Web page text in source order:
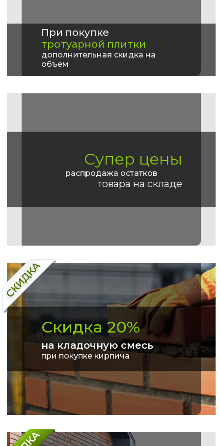
При покупке
тротуарной плитки
дополнительная скидка на
объем
Супер цены
распродажа остатков
товара на складе
Скидка 20%
на кладочную смесь
при покупке кирпича